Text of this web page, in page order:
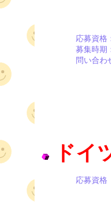
応募資格
募集時期
問い合わ
ドイ
応募資格